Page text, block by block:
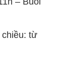
nhất cho
cao